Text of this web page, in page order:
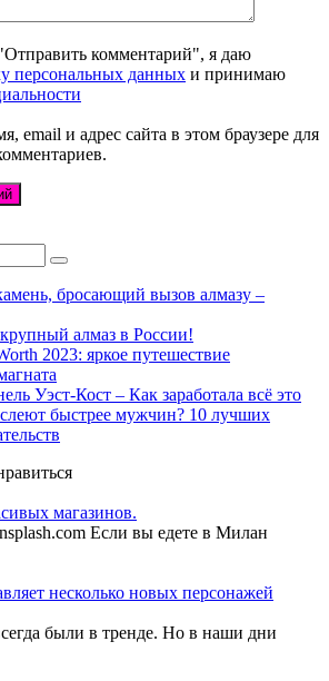
комментарий", я даю
персональных данных и принимаю
email и адрес сайта в этом браузере для
бросающий вызов алмазу –
алмаз в России!
2023: яркое путешествие
Уэст-Кост – Как заработала всё это
быстрее мужчин? 10 лучших
магазинов.
Если вы едете в Милан
несколько новых персонажей
были в тренде. Но в наши дни